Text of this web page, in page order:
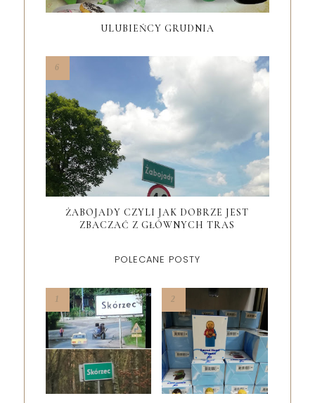
ULUBIEŃCY GRUDNIA
ŻABOJADY CZYLI JAK DOBRZE JEST
ZBACZAĆ Z GŁÓWNYCH TRAS
POLECANE POSTY